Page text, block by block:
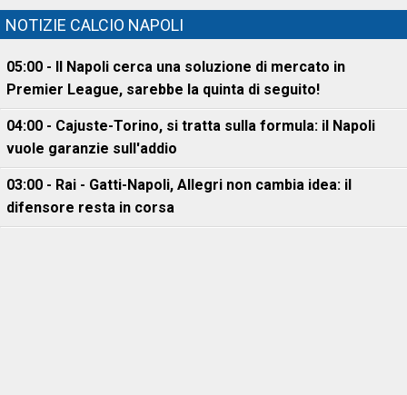
NOTIZIE CALCIO NAPOLI
05:00 - Il Napoli cerca una soluzione di mercato in
Premier League, sarebbe la quinta di seguito!
04:00 - Cajuste-Torino, si tratta sulla formula: il Napoli
vuole garanzie sull'addio
03:00 - Rai - Gatti-Napoli, Allegri non cambia idea: il
difensore resta in corsa